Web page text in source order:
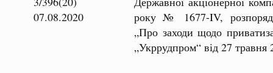
07.08.2020
року № 1677-IV,
„Про заходи щодо
„Укррудпром“ від 27